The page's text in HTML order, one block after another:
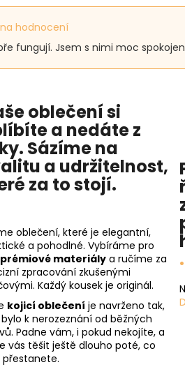
hodnocení
fungují. Jsem s nimi moc
oblečení si
a nedáte z
Sázíme na
a udržitelnost,
za to stojí.
oblečení, které je elegantní,
a pohodlné. Vybíráme pro
prémiové materiály a ručíme za
zpracování zkušenými
Každý kousek je originál.
kojicí oblečení je navrženo tak,
k nerozeznání od běžných
Padne vám, i pokud nekojíte, a
vás těšit ještě dlouho poté, co
přestanete.